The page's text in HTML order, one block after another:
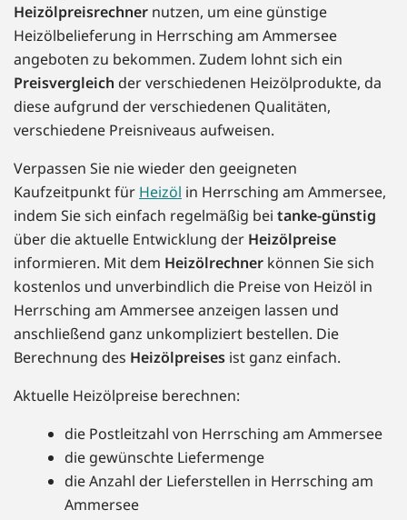
Heizölpreisrechner nutzen, um eine günstige
Heizölbelieferung in Herrsching am Ammersee
angeboten zu bekommen. Zudem lohnt sich ein
Preisvergleich der verschiedenen Heizölprodukte, da
diese aufgrund der verschiedenen Qualitäten,
verschiedene Preisniveaus aufweisen.
Verpassen Sie nie wieder den geeigneten
Kaufzeitpunkt für Heizöl in Herrsching am Ammersee,
indem Sie sich einfach regelmäßig bei tanke-günstig
über die aktuelle Entwicklung der Heizölpreise
informieren. Mit dem Heizölrechner können Sie sich
kostenlos und unverbindlich die Preise von Heizöl in
Herrsching am Ammersee anzeigen lassen und
anschließend ganz unkompliziert bestellen. Die
Berechnung des Heizölpreises ist ganz einfach.
Aktuelle Heizölpreise berechnen:
die Postleitzahl von Herrsching am Ammersee
die gewünschte Liefermenge
die Anzahl der Lieferstellen in Herrsching am
Ammersee